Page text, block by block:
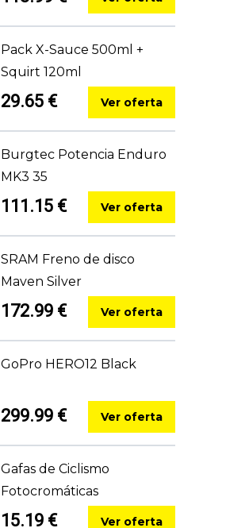
Pack X-Sauce 500ml +
Squirt 120ml
29.65 € Ver oferta
Burgtec Potencia Enduro
MK3 35
111.15 € Ver oferta
SRAM Freno de disco
Maven Silver
172.99 € Ver oferta
GoPro HERO12 Black
299.99 € Ver oferta
Gafas de Ciclismo
Fotocromáticas
15.19 € Ver oferta